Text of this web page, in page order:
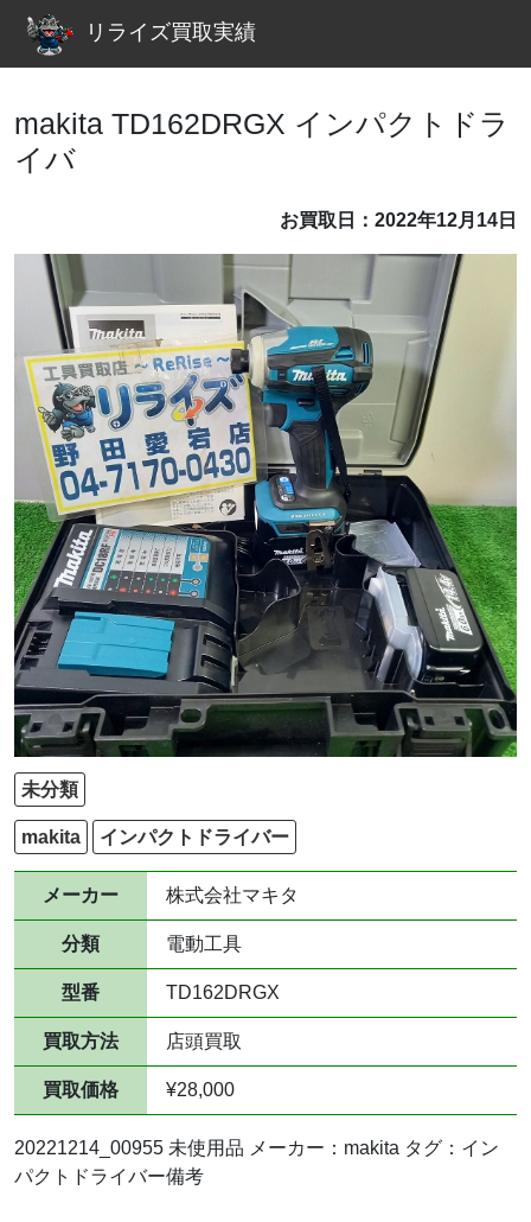
リライズ買取実績
makita TD162DRGX インパクトドラ
イバ
お買取日：2022年12月14日
未分類
makita インパクトドライバー
メーカー 株式会社マキタ
分類 電動工具
型番 TD162DRGX
買取方法 店頭買取
買取価格 ¥28,000
20221214_00955 未使用品 メーカー：makita タグ：イン
パクトドライバー備考